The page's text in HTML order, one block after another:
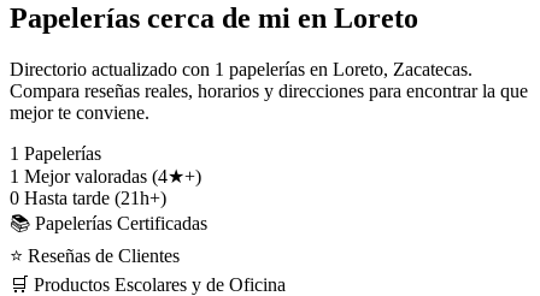
Papelerías cerca de mi en Loreto
Directorio actualizado con 1 papelerías en Loreto, Zacatecas.
Compara reseñas reales, horarios y direcciones para encontrar la que
mejor te conviene.
1 Papelerías
1 Mejor valoradas (4★+)
0 Hasta tarde (21h+)
📚 Papelerías Certificadas
⭐ Reseñas de Clientes
🛒 Productos Escolares y de Oficina